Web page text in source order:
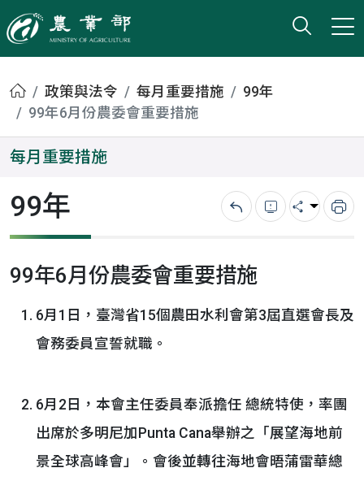
農業部
打開
小版
首頁政策與法令 每月重要措施
99年
99年6月份農委會重要措施
每月重要措施
99年 回上一頁錯誤回報
分享 列
99年6月份農委會重要措施
6月1日，臺灣省15個農田水利會第3屆直選會長及
會務委員宣誓就職。
6月2日，本會主任委員奉派擔任 總統特使，率團
出席於多明尼加Punta Cana舉辦之「展望海地前
景全球高峰會」。會後並轉往海地會晤蒲雷華總